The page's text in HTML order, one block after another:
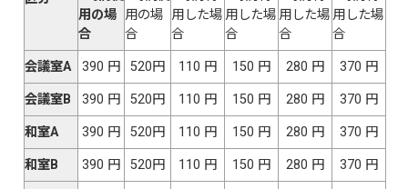
用の場
合
用の場
合
用した場
合
用した場
合
用した場
合
用した場
合
会議室A 390 円 520円 110 円 150 円 280 円 370 円
会議室B 390 円 520円 110 円 150 円 280 円 370 円
和室A 390 円 520円 110 円 150 円 280 円 370 円
和室B 390 円 520円 110 円 150 円 280 円 370 円